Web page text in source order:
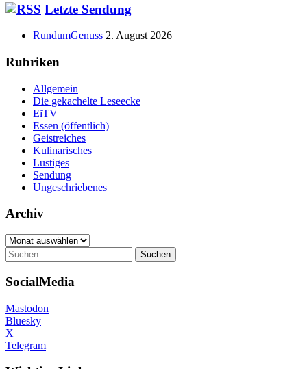
Haupt-
Seitenleiste
Letzte Sendung
RundumGenuss 2. August 2026
Rubriken
Allgemein
Die gekachelte Leseecke
EiTV
Essen (öffentlich)
Geistreiches
Kulinarisches
Lustiges
Sendung
Ungeschriebenes
Archiv
Archiv
Suchen
nach:
SocialMedia
Mastodon
Bluesky
X
Telegram